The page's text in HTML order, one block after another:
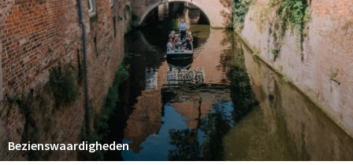
Sport
Andere City Apps
Inloggen
Bezienswaardigheden